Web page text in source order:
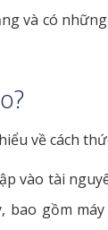
và có
về cách
vào tài
bao gồm